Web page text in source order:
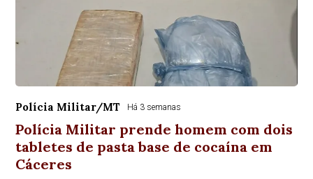
Polícia Militar/MT Há 3 semanas
Polícia Militar prende homem com dois
tabletes de pasta base de cocaína em
Cáceres